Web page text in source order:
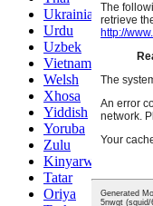
Ukrainian
Urdu
Uzbek
Vietnamese
Welsh
Xhosa
Yiddish
Yoruba
Zulu
Kinyarwanda
Tatar
Oriya